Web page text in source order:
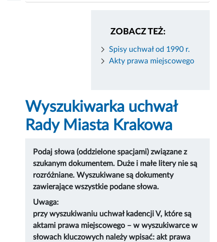
ZOBACZ TEŻ:
Spisy uchwał od 1990 r.
Akty prawa miejscowego
Wyszukiwarka uchwał
Rady Miasta Krakowa
Podaj słowa (oddzielone spacjami) związane z
szukanym dokumentem. Duże i małe litery nie są
rozróżniane. Wyszukiwane są dokumenty
zawierające wszystkie podane słowa.
Uwaga:
przy wyszukiwaniu uchwał kadencji V, które są
aktami prawa miejscowego – w wyszukiwarce w
słowach kluczowych należy wpisać: akt prawa